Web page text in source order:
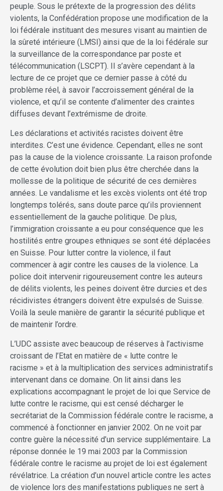
peuple. Sous le prétexte de la progression des délits
violents, la Confédération propose une modification de la
loi fédérale instituant des mesures visant au maintien de
la sûreté intérieure (LMSI) ainsi que de la loi fédérale sur
la surveillance de la correspondance par poste et
télécommunication (LSCPT). Il s’avère cependant à la
lecture de ce projet que ce dernier passe à côté du
problème réel, à savoir l’accroissement général de la
violence, et qu’il se contente d’alimenter des craintes
diffuses devant l’extrémisme de droite.
Les déclarations et activités racistes doivent être
interdites. C’est une évidence. Cependant, elles ne sont
pas la cause de la violence croissante. La raison profonde
de cette évolution doit bien plus être cherchée dans la
mollesse de la politique de sécurité de ces dernières
années. Le vandalisme et les excès violents ont été trop
longtemps tolérés, sans doute parce qu’ils proviennent
essentiellement de la gauche politique. De plus,
l’immigration croissante a eu pour conséquence que les
hostilités entre groupes ethniques se sont été déplacées
en Suisse. Pour lutter contre la violence, il faut
commencer à agir contre les causes de la violence. La
police doit intervenir rigoureusement contre les auteurs
de délits violents, les peines doivent être durcies et des
récidivistes étrangers doivent être expulsés de Suisse.
Voilà la seule manière de garantir la sécurité publique et
de maintenir l’ordre.
L’UDC assiste avec beaucoup de réserves à l’activisme
croissant de l’Etat en matière de « lutte contre le
racisme » et à la multiplication des services administratifs
intervenant dans ce domaine. On lit ainsi dans les
explications accompagnant le projet de loi que Service de
lutte contre le racisme, qui est censé décharger le
secrétariat de la Commission fédérale contre le racisme, a
commencé à fonctionner en janvier 2002. On ne voit par
contre guère la nécessité d’un service supplémentaire. La
réponse donnée le 19 mai 2003 par la Commission
fédérale contre le racisme au projet de loi est également
révélatrice. La création d’un nouvel article contre les actes
de violence lors des manifestations publiques ne sert à